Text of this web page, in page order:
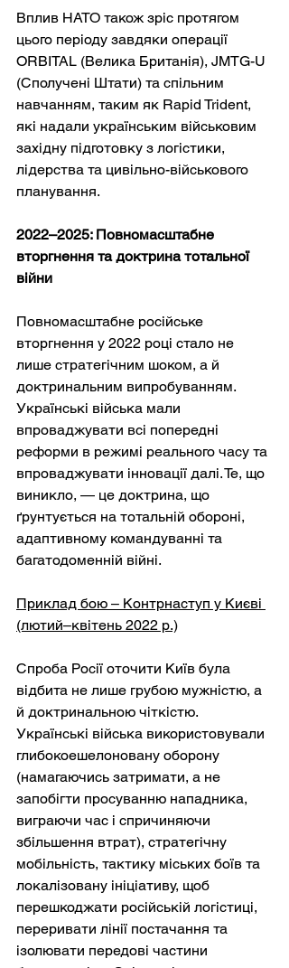
Вплив НАТО також зріс протягом
цього періоду завдяки операції
ORBITAL (Велика Британія), JMTG-U
(Сполучені Штати) та спільним
навчанням, таким як Rapid Trident,
які надали українським військовим
західну підготовку з логістики,
лідерства та цивільно-військового
планування.
2022–2025: Повномасштабне
вторгнення та доктрина тотальної
війни
Повномасштабне російське
вторгнення у 2022 році стало не
лише стратегічним шоком, а й
доктринальним випробуванням.
Українські війська мали
впроваджувати всі попередні
реформи в режимі реального часу та
впроваджувати інновації далі. Те, що
виникло, — це доктрина, що
ґрунтується на тотальній обороні,
адаптивному командуванні та
багатодоменній війні.
Приклад бою – Контрнаступ у Києві
(лютий–квітень 2022 р.)
Спроба Росії оточити Київ була
відбита не лише грубою мужністю, а
й доктринальною чіткістю.
Українські війська використовували
глибокоешелоновану оборону
(намагаючись затримати, а не
запобігти просуванню нападника,
виграючи час і спричиняючи
збільшення втрат), стратегічну
мобільність, тактику міських боїв та
локалізовану ініціативу, щоб
перешкоджати російській логістиці,
переривати лінії постачання та
ізолювати передові частини